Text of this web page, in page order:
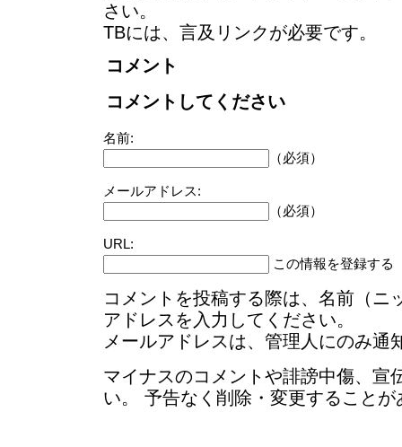
さい。
TBには、言及リンクが必要です。
コメント
コメントしてください
名前:
（必須）
メールアドレス:
（必須）
URL:
この情報を登録する
コメントを投稿する際は、名前（ニ
アドレスを入力してください。
メールアドレスは、管理人にのみ通
マイナスのコメントや誹謗中傷、宣
い。 予告なく削除・変更することが